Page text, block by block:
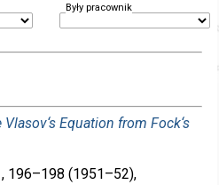
Były pracownik
Equation from Fock‘s
196–198 (1951–52),